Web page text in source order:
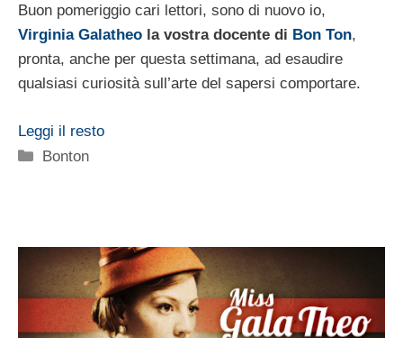
Buon pomeriggio cari lettori, sono di nuovo io,
Virginia Galatheo la vostra docente di Bon Ton,
pronta, anche per questa settimana, ad esaudire
qualsiasi curiosità sull’arte del sapersi comportare.
Leggi il resto
Categorie
Bonton